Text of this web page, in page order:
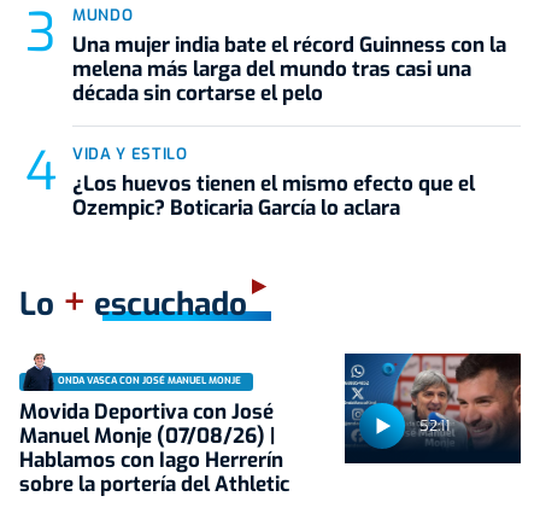
MUNDO
Una mujer india bate el récord Guinness con la
melena más larga del mundo tras casi una
década sin cortarse el pelo
VIDA Y ESTILO
¿Los huevos tienen el mismo efecto que el
Ozempic? Boticaria García lo aclara
Lo + escuchado
52:11
ONDA VASCA CON JOSÉ MANUEL MONJE
Movida Deportiva con José
Manuel Monje (07/08/26) |
Hablamos con Iago Herrerín
sobre la portería del Athletic